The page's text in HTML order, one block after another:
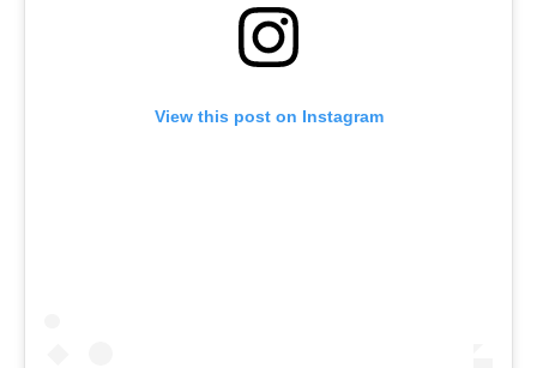
View this post on Instagram